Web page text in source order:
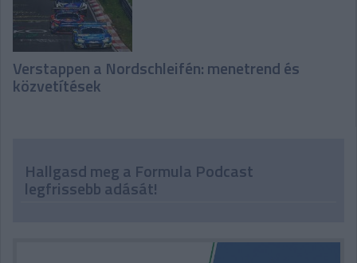
Verstappen a Nordschleifén: menetrend és
közvetítések
Hallgasd meg a Formula Podcast
legfrissebb adását!